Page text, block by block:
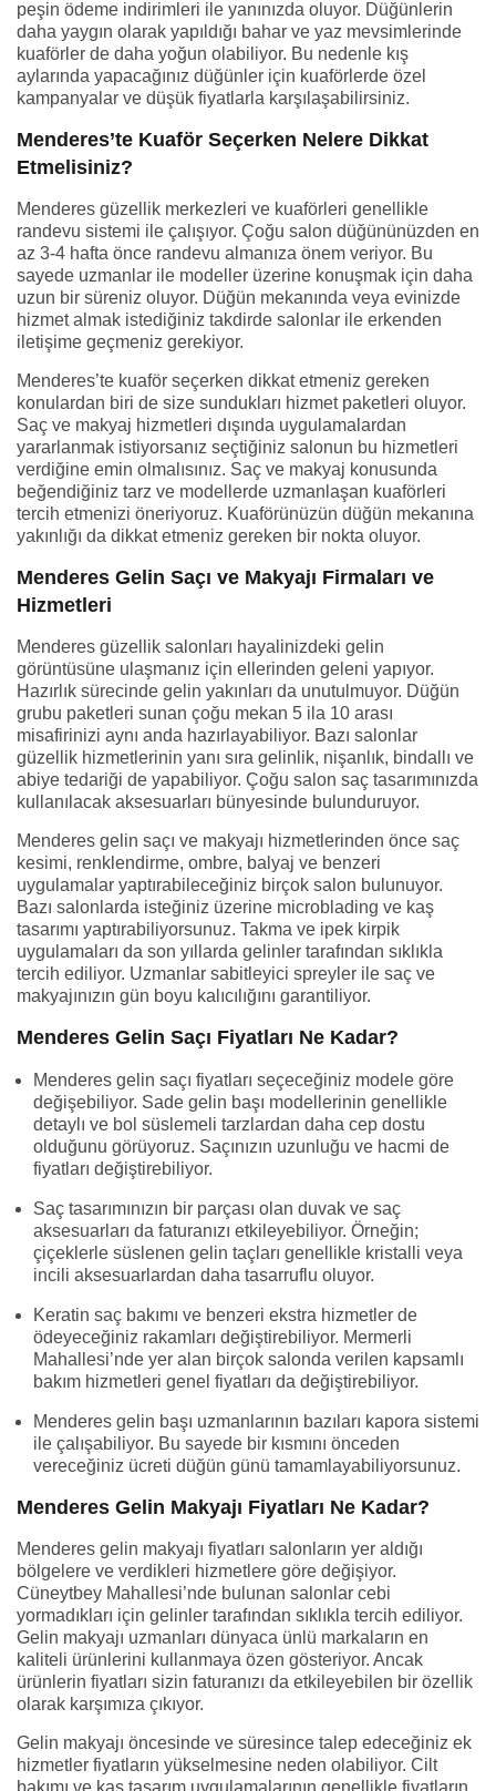
peşin ödeme indirimleri ile yanınızda oluyor. Düğünlerin
daha yaygın olarak yapıldığı bahar ve yaz mevsimlerinde
kuaförler de daha yoğun olabiliyor. Bu nedenle kış
aylarında yapacağınız düğünler için kuaförlerde özel
kampanyalar ve düşük fiyatlarla karşılaşabilirsiniz.
Menderes’te Kuaför Seçerken Nelere Dikkat
Etmelisiniz?
Menderes güzellik merkezleri ve kuaförleri genellikle
randevu sistemi ile çalışıyor. Çoğu salon düğününüzden en
az 3-4 hafta önce randevu almanıza önem veriyor. Bu
sayede uzmanlar ile modeller üzerine konuşmak için daha
uzun bir süreniz oluyor. Düğün mekanında veya evinizde
hizmet almak istediğiniz takdirde salonlar ile erkenden
iletişime geçmeniz gerekiyor.
Menderes’te kuaför seçerken dikkat etmeniz gereken
konulardan biri de size sundukları hizmet paketleri oluyor.
Saç ve makyaj hizmetleri dışında uygulamalardan
yararlanmak istiyorsanız seçtiğiniz salonun bu hizmetleri
verdiğine emin olmalısınız. Saç ve makyaj konusunda
beğendiğiniz tarz ve modellerde uzmanlaşan kuaförleri
tercih etmenizi öneriyoruz. Kuaförünüzün düğün mekanına
yakınlığı da dikkat etmeniz gereken bir nokta oluyor.
Menderes Gelin Saçı ve Makyajı Firmaları ve
Hizmetleri
Menderes güzellik salonları hayalinizdeki gelin
görüntüsüne ulaşmanız için ellerinden geleni yapıyor.
Hazırlık sürecinde gelin yakınları da unutulmuyor. Düğün
grubu paketleri sunan çoğu mekan 5 ila 10 arası
misafirinizi aynı anda hazırlayabiliyor. Bazı salonlar
güzellik hizmetlerinin yanı sıra gelinlik, nişanlık, bindallı ve
abiye tedariği de yapabiliyor. Çoğu salon saç tasarımınızda
kullanılacak aksesuarları bünyesinde bulunduruyor.
Menderes gelin saçı ve makyajı hizmetlerinden önce saç
kesimi, renklendirme, ombre, balyaj ve benzeri
uygulamalar yaptırabileceğiniz birçok salon bulunuyor.
Bazı salonlarda isteğiniz üzerine microblading ve kaş
tasarımı yaptırabiliyorsunuz. Takma ve ipek kirpik
uygulamaları da son yıllarda gelinler tarafından sıklıkla
tercih ediliyor. Uzmanlar sabitleyici spreyler ile saç ve
makyajınızın gün boyu kalıcılığını garantiliyor.
Menderes Gelin Saçı Fiyatları Ne Kadar?
Menderes gelin saçı fiyatları seçeceğiniz modele göre
değişebiliyor. Sade gelin başı modellerinin genellikle
detaylı ve bol süslemeli tarzlardan daha cep dostu
olduğunu görüyoruz. Saçınızın uzunluğu ve hacmi de
fiyatları değiştirebiliyor.
Saç tasarımınızın bir parçası olan duvak ve saç
aksesuarları da faturanızı etkileyebiliyor. Örneğin;
çiçeklerle süslenen gelin taçları genellikle kristalli veya
incili aksesuarlardan daha tasarruflu oluyor.
Keratin saç bakımı ve benzeri ekstra hizmetler de
ödeyeceğiniz rakamları değiştirebiliyor. Mermerli
Mahallesi’nde yer alan birçok salonda verilen kapsamlı
bakım hizmetleri genel fiyatları da değiştirebiliyor.
Menderes gelin başı uzmanlarının bazıları kapora sistemi
ile çalışabiliyor. Bu sayede bir kısmını önceden
vereceğiniz ücreti düğün günü tamamlayabiliyorsunuz.
Menderes Gelin Makyajı Fiyatları Ne Kadar?
Menderes gelin makyajı fiyatları salonların yer aldığı
bölgelere ve verdikleri hizmetlere göre değişiyor.
Cüneytbey Mahallesi’nde bulunan salonlar cebi
yormadıkları için gelinler tarafından sıklıkla tercih ediliyor.
Gelin makyajı uzmanları dünyaca ünlü markaların en
kaliteli ürünlerini kullanmaya özen gösteriyor. Ancak
ürünlerin fiyatları sizin faturanızı da etkileyebilen bir özellik
olarak karşımıza çıkıyor.
Gelin makyajı öncesinde ve süresince talep edeceğiniz ek
hizmetler fiyatların yükselmesine neden olabiliyor. Cilt
bakımı ve kaş tasarım uygulamalarının genellikle fiyatların